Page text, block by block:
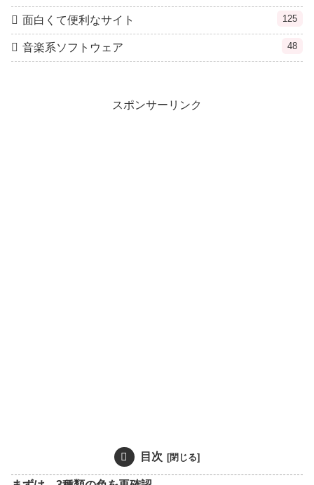
面白くて便利なサイト 125
音楽系ソフトウェア 48
スポンサーリンク
目次